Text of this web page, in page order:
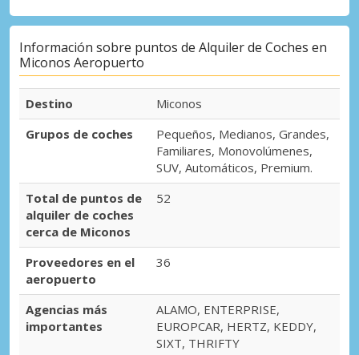
Información sobre puntos de Alquiler de Coches en
Miconos Aeropuerto
Destino
Miconos
Grupos de coches
Pequeños, Medianos, Grandes,
Familiares, Monovolúmenes,
SUV, Automáticos, Premium.
Total de puntos de
alquiler de coches
cerca de Miconos
52
Proveedores en el
aeropuerto
36
Agencias más
importantes
ALAMO, ENTERPRISE,
EUROPCAR, HERTZ, KEDDY,
SIXT, THRIFTY